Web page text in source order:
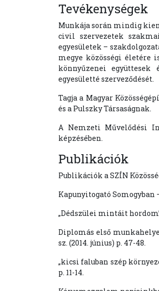
Tevékenységek
Munkája során mindig
civil szervezetek
egyesületek –
megye közösségi életére
könnyűzenei együttesek
egyesületté szerveződését.
Tagja a Magyar
és a Pulszky Társaságnak.
A Nemzeti Művelődési
képzésében.
Publikációk
Publikációk a SZÍN
Kapunyitogató Somogyban –
„Dédszülei mintáit
Diplomás első
sz. (2014. június) p. 47-48.
„kicsi faluban szép
p. 11-14.